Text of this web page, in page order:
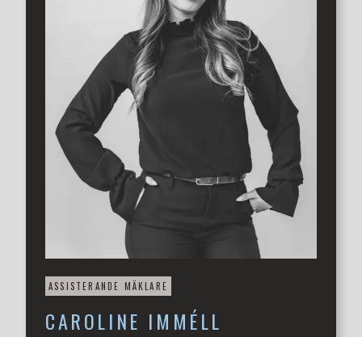
ASSISTERANDE MÄKLARE
CAROLINE IMMÉLL